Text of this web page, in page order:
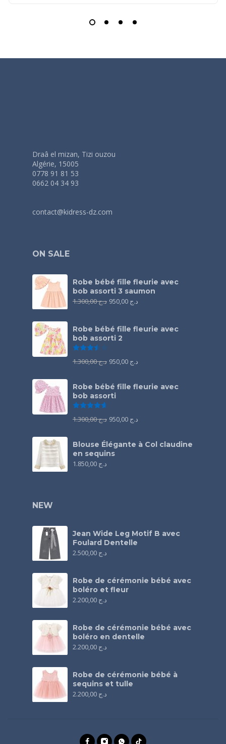
Draâ el mizan, Tizi ouzou
Algérie, 15005
0778 91 81 53
0662 04 34 93
contact@kidress-dz.com
ON SALE
Robe bébé fille fleurie avec
bob assorti 3 saumon
د.ج1.300,00 د.ج
Robe bébé fille fleurie avec
bob assorti 2
د.ج1.300,00 د.ج
Robe bébé fille fleurie avec
bob assorti
د.ج1.300,00 د.ج
Blouse Élégante à Col claudine
en sequins
د.ج
NEW
Jean Wide Leg Motif B avec
Foulard Dentelle
د.ج
Robe de cérémonie bébé avec
boléro et fleur
د.ج
Robe de cérémonie bébé avec
boléro en dentelle
د.ج
Robe de cérémonie bébé à
sequins et tulle
د.ج